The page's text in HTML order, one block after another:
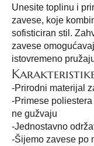
Unesite toplinu i
zavese, koje
sofisticiran stil.
zavese
istovremeno
-Prirodni materijal
-Primese
ne gužvaju
-Jednostavno
-Šijemo zavese po